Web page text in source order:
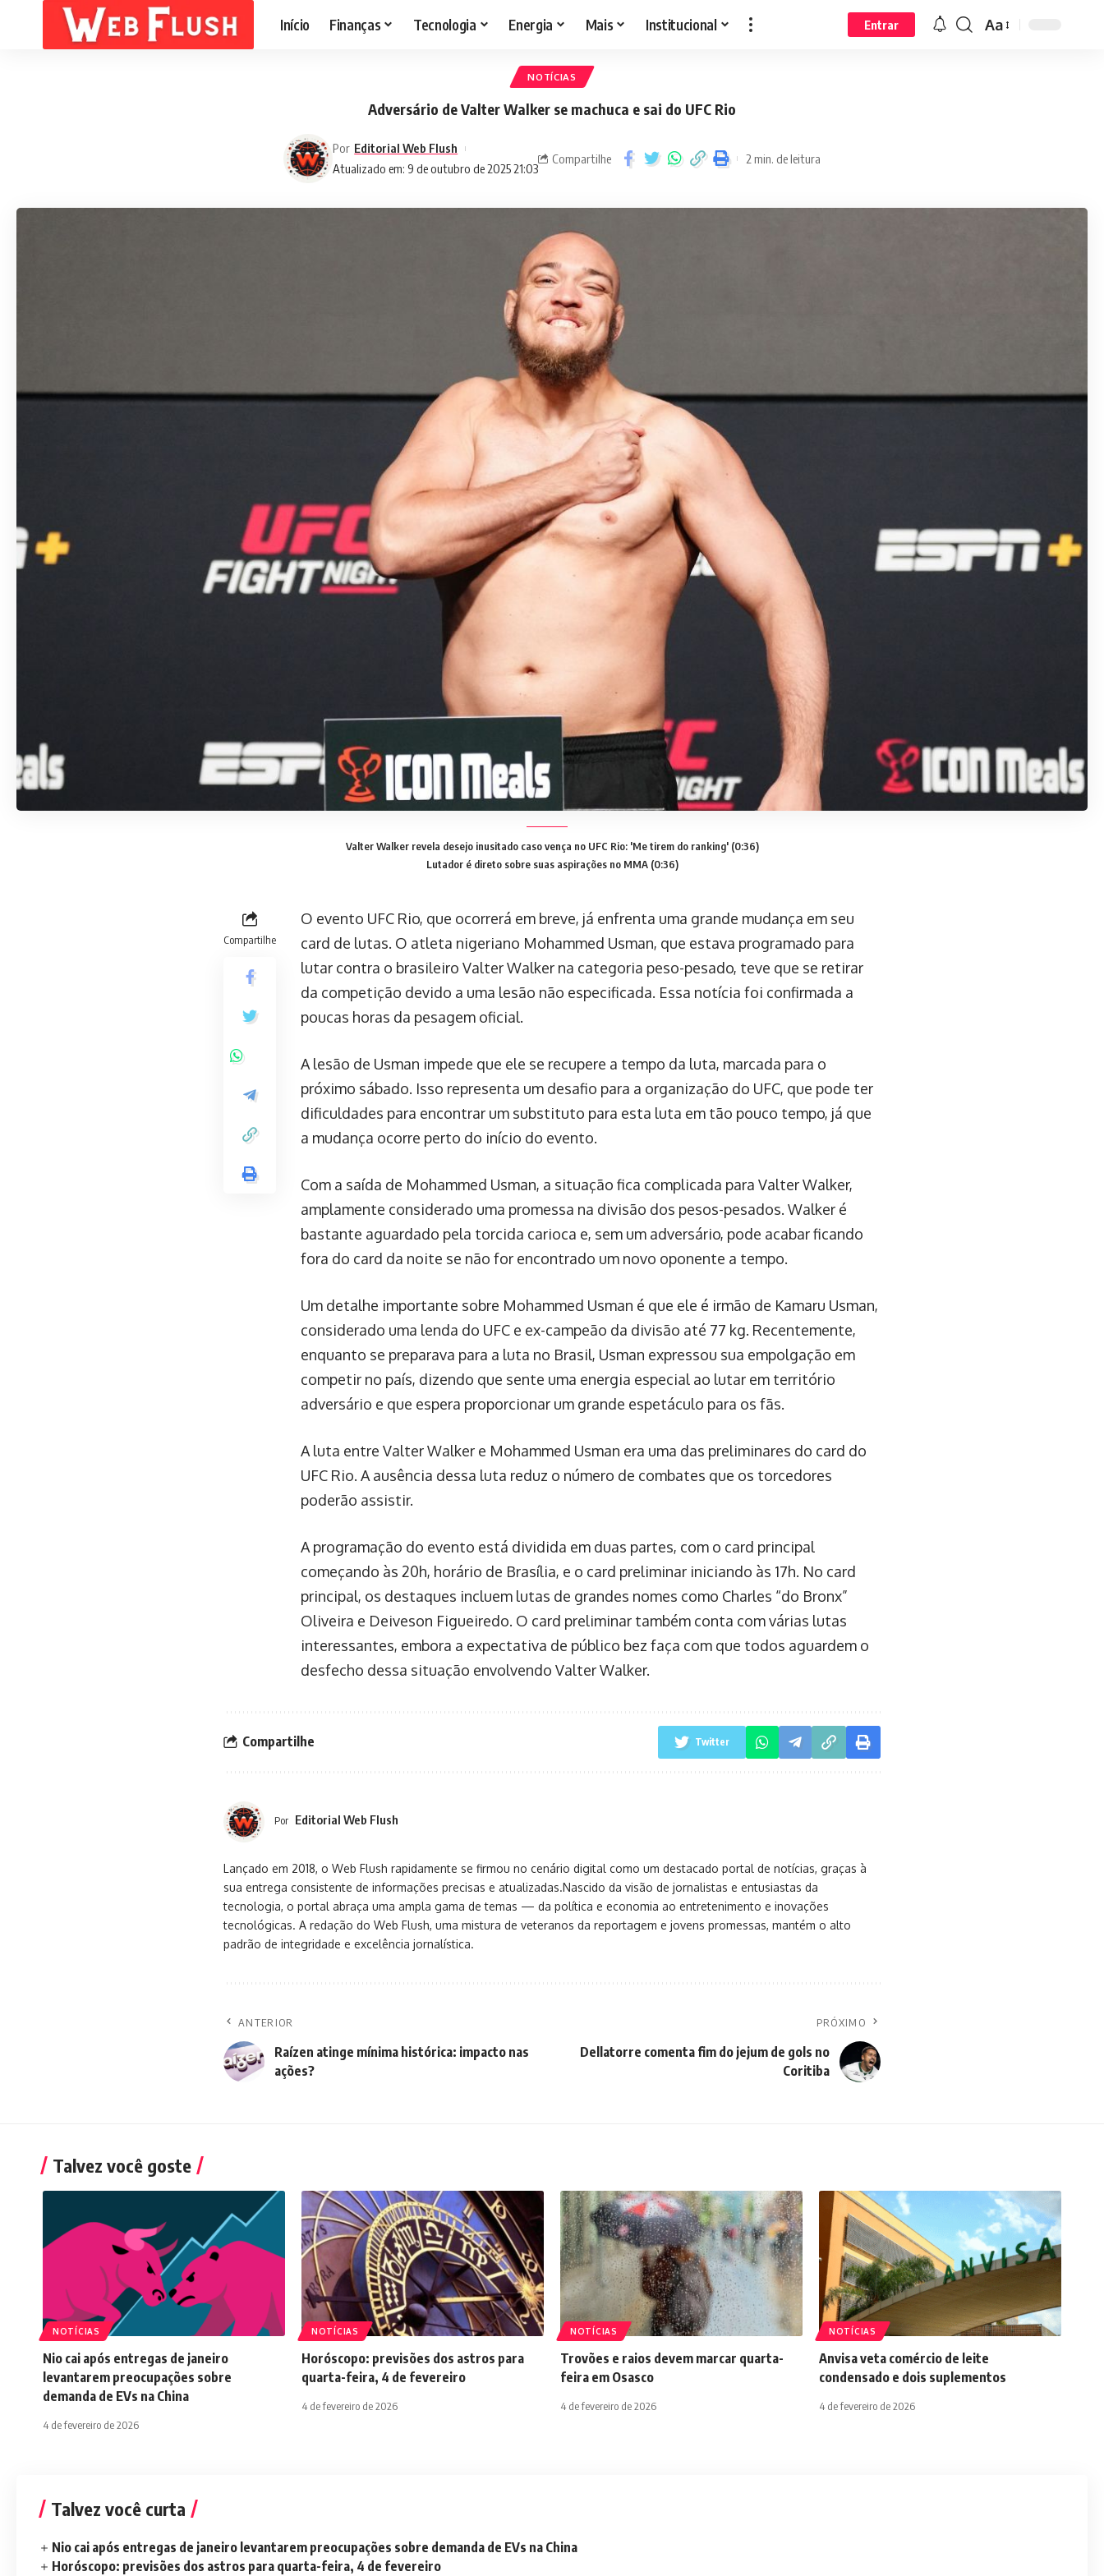
Início Finanças Tecnologia Energia Mais Institucional Entrar Aa
NOTÍCIAS
Adversário de Valter Walker se machuca e sai do UFC Rio
Atualizado em: 9 de outubro de 2025 21:03
Por Editorial Web Flush
Compartilhe 2 min. de leitura
Valter Walker revela desejo inusitado caso vença no UFC Rio: 'Me tirem do ranking' (0:36)
Lutador é direto sobre suas aspirações no MMA (0:36)
Compartilhe
O evento UFC Rio, que ocorrerá em breve, já enfrenta uma grande mudança em seu
card de lutas. O atleta nigeriano Mohammed Usman, que estava programado para
lutar contra o brasileiro Valter Walker na categoria peso-pesado, teve que se retirar
da competição devido a uma lesão não especificada. Essa notícia foi confirmada a
poucas horas da pesagem oficial.
A lesão de Usman impede que ele se recupere a tempo da luta, marcada para o
próximo sábado. Isso representa um desafio para a organização do UFC, que pode ter
dificuldades para encontrar um substituto para esta luta em tão pouco tempo, já que
a mudança ocorre perto do início do evento.
Com a saída de Mohammed Usman, a situação fica complicada para Valter Walker,
amplamente considerado uma promessa na divisão dos pesos-pesados. Walker é
bastante aguardado pela torcida carioca e, sem um adversário, pode acabar ficando
fora do card da noite se não for encontrado um novo oponente a tempo.
Um detalhe importante sobre Mohammed Usman é que ele é irmão de Kamaru Usman,
considerado uma lenda do UFC e ex-campeão da divisão até 77 kg. Recentemente,
enquanto se preparava para a luta no Brasil, Usman expressou sua empolgação em
competir no país, dizendo que sente uma energia especial ao lutar em território
adversário e que espera proporcionar um grande espetáculo para os fãs.
A luta entre Valter Walker e Mohammed Usman era uma das preliminares do card do
UFC Rio. A ausência dessa luta reduz o número de combates que os torcedores
poderão assistir.
A programação do evento está dividida em duas partes, com o card principal
começando às 20h, horário de Brasília, e o card preliminar iniciando às 17h. No card
principal, os destaques incluem lutas de grandes nomes como Charles “do Bronx”
Oliveira e Deiveson Figueiredo. O card preliminar também conta com várias lutas
interessantes, embora a expectativa de público bez faça com que todos aguardem o
desfecho dessa situação envolvendo Valter Walker.
Compartilhe Twitter
Por Editorial Web Flush
Lançado em 2018, o Web Flush rapidamente se firmou no cenário digital como um destacado portal de notícias, graças à
sua entrega consistente de informações precisas e atualizadas.Nascido da visão de jornalistas e entusiastas da
tecnologia, o portal abraça uma ampla gama de temas — da política e economia ao entretenimento e inovações
tecnológicas. A redação do Web Flush, uma mistura de veteranos da reportagem e jovens promessas, mantém o alto
padrão de integridade e excelência jornalística.
ANTERIOR
Raízen atinge mínima histórica: impacto nas
ações?
PRÓXIMO
Dellatorre comenta fim do jejum de gols no
Coritiba
Talvez você goste
NOTÍCIAS
Nio cai após entregas de janeiro
levantarem preocupações sobre
demanda de EVs na China
4 de fevereiro de 2026
NOTÍCIAS
Horóscopo: previsões dos astros para
quarta-feira, 4 de fevereiro
4 de fevereiro de 2026
NOTÍCIAS
Trovões e raios devem marcar quarta-
feira em Osasco
4 de fevereiro de 2026
NOTÍCIAS
Anvisa veta comércio de leite
condensado e dois suplementos
4 de fevereiro de 2026
Talvez você curta
Nio cai após entregas de janeiro levantarem preocupações sobre demanda de EVs na China
Horóscopo: previsões dos astros para quarta-feira, 4 de fevereiro